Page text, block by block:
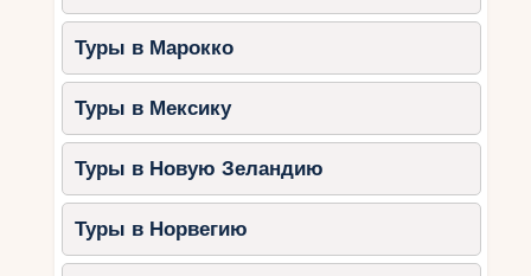
Туры в Марокко
Туры в Мексику
Туры в Новую Зеландию
Туры в Норвегию